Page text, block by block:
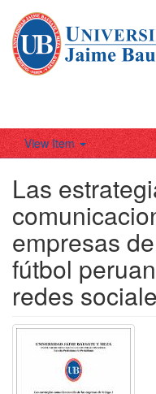
View Item
Las
empresas
fútbol
redes